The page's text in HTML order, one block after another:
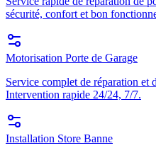
sécurité, confort et bon
Motorisation Porte de Garage
Service complet de réparation et
Intervention rapide 24/24, 7/7.
Installation Store Banne